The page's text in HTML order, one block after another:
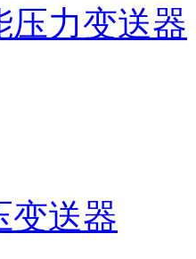
压力变送器
变送器